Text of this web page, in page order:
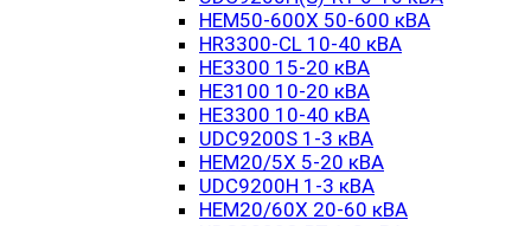
HEM50-600X 50-600 кВА
HR3300-CL 10-40 кВА
HE3300 15-20 кВА
HE3100 10-20 кВА
HE3300 10-40 кВА
UDC9200S 1-3 кВА
HEM20/5X 5-20 кВА
UDC9200H 1-3 кВА
HEM20/60X 20-60 кВА